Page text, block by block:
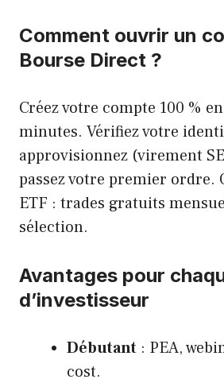
Comment ouvrir un
Bourse Direct ?
Créez votre compte 100 %
minutes. Vérifiez votre
approvisionnez (virement
passez votre premier ordre.
ETF : trades gratuits
sélection.
Avantages pour
d’investisseur
Débutant : PEA,
cost.